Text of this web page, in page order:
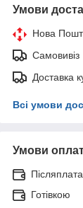
Умови
Нова
Самовивіз
Доставка
Всі умови
Умови
Післяплата
Готівкою